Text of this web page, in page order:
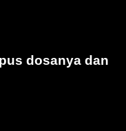
dosanya dan